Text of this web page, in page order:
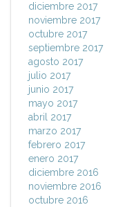
diciembre 2017
noviembre 2017
octubre 2017
septiembre 2017
agosto 2017
julio 2017
junio 2017
mayo 2017
abril 2017
marzo 2017
febrero 2017
enero 2017
diciembre 2016
noviembre 2016
octubre 2016